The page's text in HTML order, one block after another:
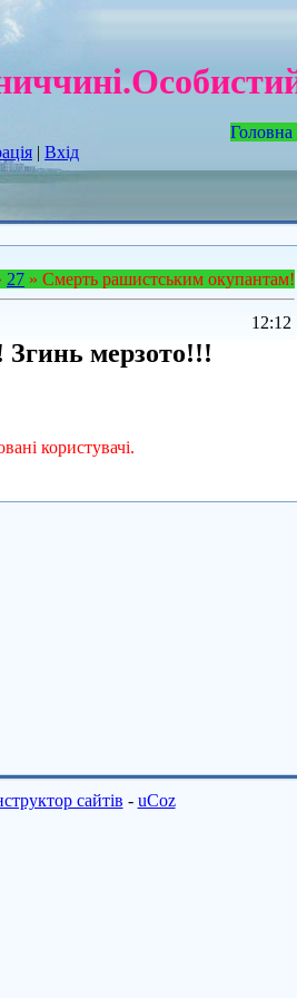
Головна
| Вхід
27 » Смерть рашистським окупантам!
12:12
Згинь мерзото!!!
користувачі.
сайтів - uCoz